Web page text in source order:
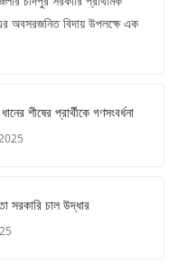
অবসরজনিত বিদায় উপলক্ষে এক
শীষের প্রার্থীকে গণসংবর্ধনা
সরকারি চাল উদ্ধার